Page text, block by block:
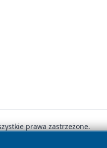
prawa zastrzeżone.